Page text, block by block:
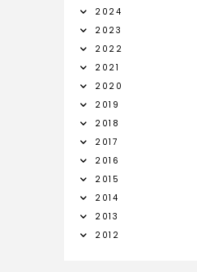
2024
2023
2022
2021
2020
2019
2018
2017
2016
2015
2014
2013
2012